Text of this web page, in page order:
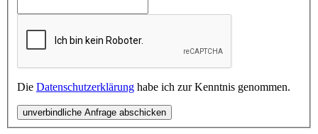
Die Datenschutzerklärung habe ich zur Kenntnis genommen.
unverbindliche Anfrage abschicken